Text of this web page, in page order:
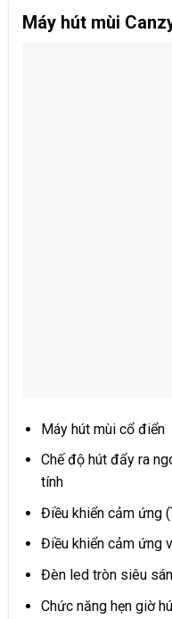
Máy hút mùi
Máy hút mùi cổ điển
Chế độ hút đẩy ra
tính
Điều khiển cảm ứng
Điều khiển cảm ứng
Đèn led tròn siêu
Chức năng hẹn giờ